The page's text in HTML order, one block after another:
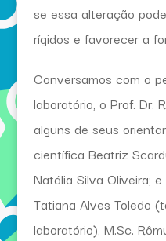
se essa alteração
rígidos e favorecer a
Conversamos com o
laboratório, o Prof. Dr.
alguns de seus
científica Beatriz
Natália Silva Oliveira;
Tatiana Alves Toledo
laboratório), M.Sc.